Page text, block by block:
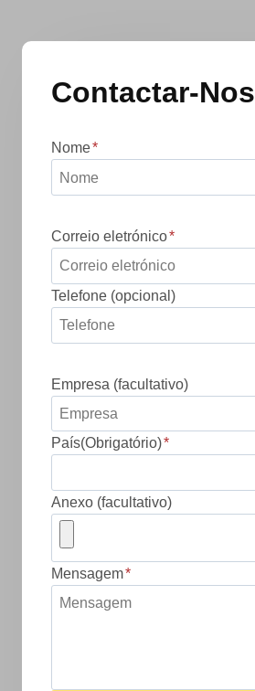
Contactar-Nos
Nome*
Correio eletrónico*
Telefone (opcional)
Empresa (facultativo)
País(Obrigatório)*
Anexo (facultativo)
Mensagem*